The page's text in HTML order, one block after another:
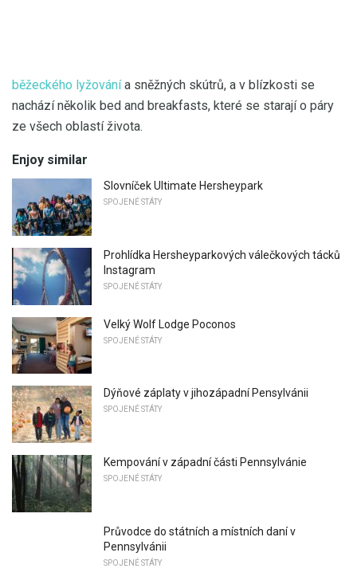
běžeckého lyžovánía sněžných skútrů, a v blízkosti se
nachází několik bed and breakfasts, které se starají o páry
ze všech oblastí života.
Enjoy similar
Slovníček Ultimate Hersheypark
SPOJENÉ STÁTY
Prohlídka Hersheyparkových válečkových tácků
Instagram
SPOJENÉ STÁTY
Velký Wolf Lodge Poconos
SPOJENÉ STÁTY
Dýňové záplaty v jihozápadní Pensylvánii
SPOJENÉ STÁTY
Kempování v západní části Pennsylvánie
SPOJENÉ STÁTY
Průvodce do státních a místních daní v
Pennsylvánii
SPOJENÉ STÁTY